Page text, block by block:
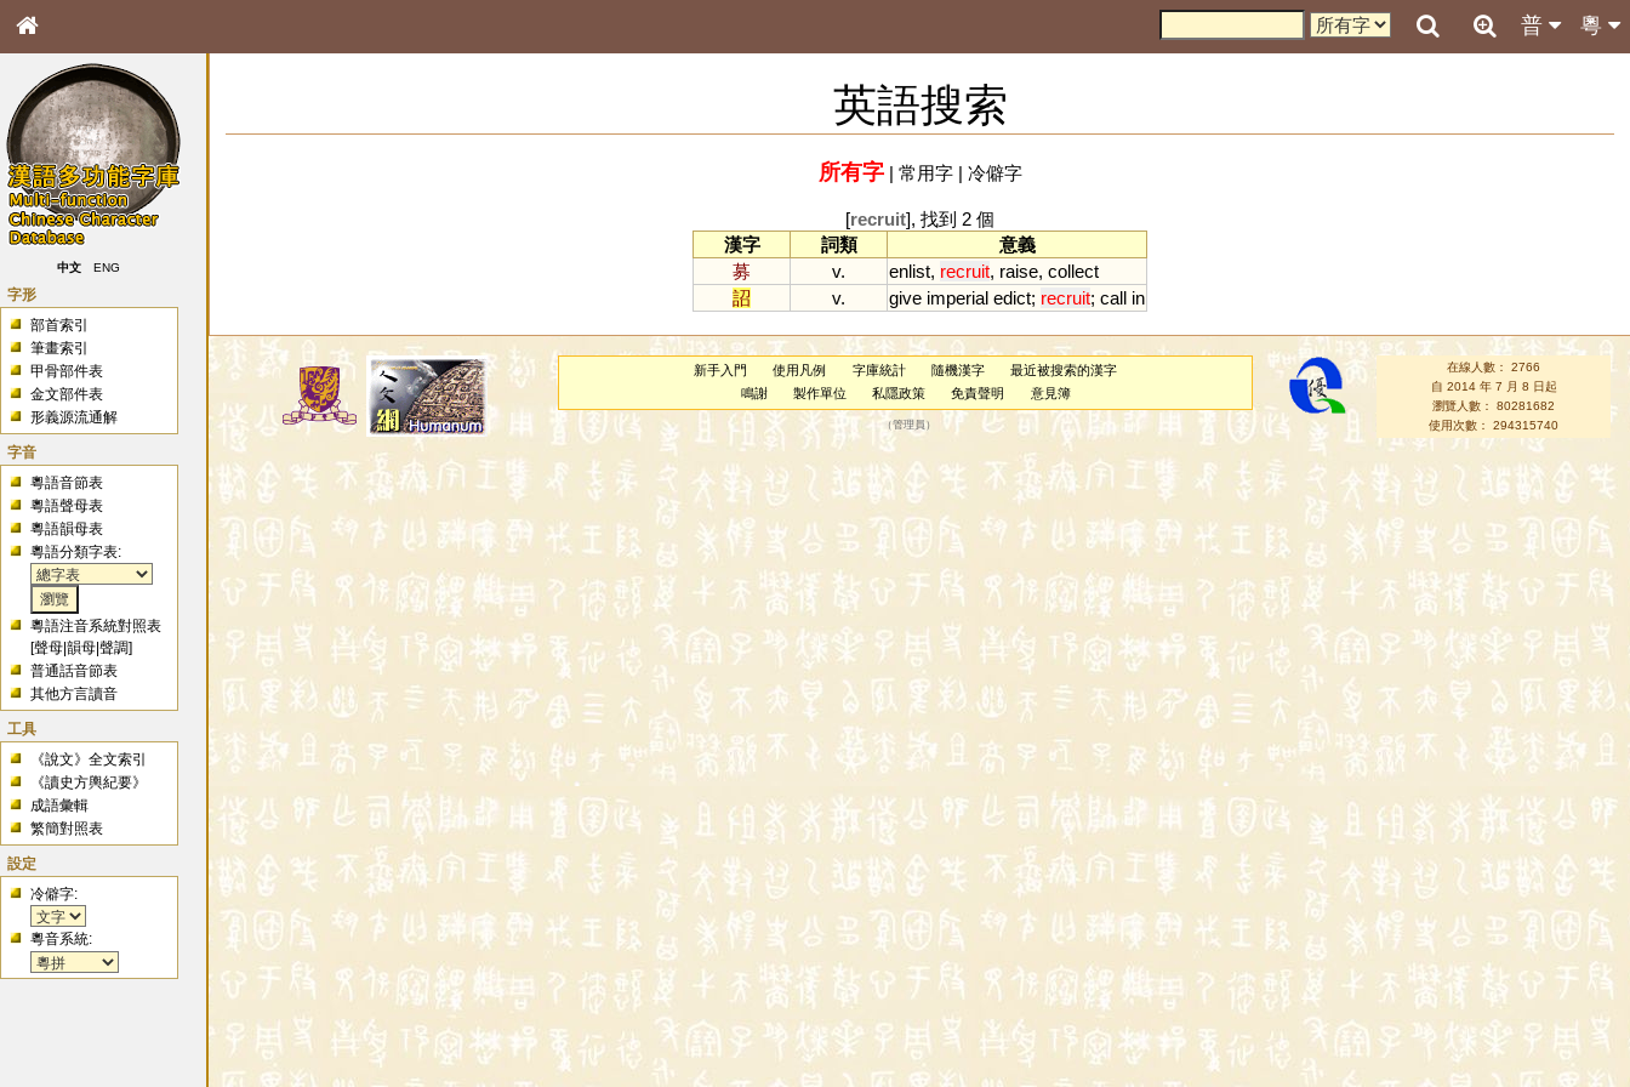
粵
普
中文 ENG
字形
部首索引
筆畫索引
甲骨部件表
金文部件表
形義源流通解
字音
粵語音節表
粵語聲母表
粵語韻母表
粵語分類字表:
粵語注音系統對照表
[聲母 |韻母 |聲調]
普通話音節表
其他方言讀音
工具
《說文》全文索引
《讀史方輿紀要》
成語彙輯
繁簡對照表
設定
冷僻字:
粵音系統:
英語搜索
所有字| 常用字| 冷僻字
[recruit], 找到 2 個
漢字
詞類
意義
募
v. enlist, recruit, raise, collect
詔
v. give imperial edict; recruit; call in
新手入門 使用凡例 字庫統計 隨機漢字
最近被搜索的漢字
鳴謝
製作單位 私隱政策 免責聲明 意見簿
（管理員 ）
在線人數： 2766
自 2014 年 7 月 8 日起
瀏覽人數： 80281682
使用次數： 294315740